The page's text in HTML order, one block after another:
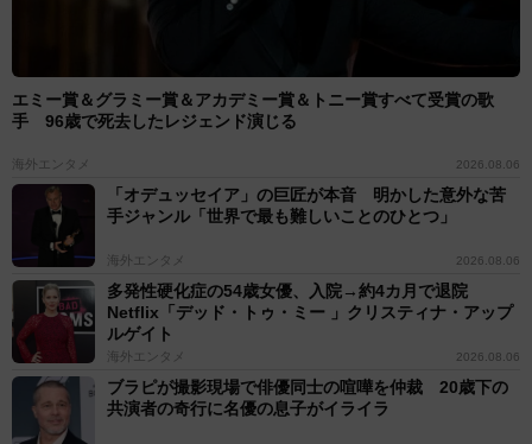
エミー賞＆グラミー賞＆アカデミー賞＆トニー賞すべて受賞の歌
手 96歳で死去したレジェンド演じる
海外エンタメ 2026.08.06
「オデュッセイア」の巨匠が本音 明かした意外な苦
手ジャンル「世界で最も難しいことのひとつ」
海外エンタメ 2026.08.06
多発性硬化症の54歳女優、入院→約4カ月で退院
Netflix「デッド・トゥ・ミー 」クリスティナ・アップ
ルゲイト
海外エンタメ 2026.08.06
ブラピが撮影現場で俳優同士の喧嘩を仲裁 20歳下の
共演者の奇行に名優の息子がイライラ